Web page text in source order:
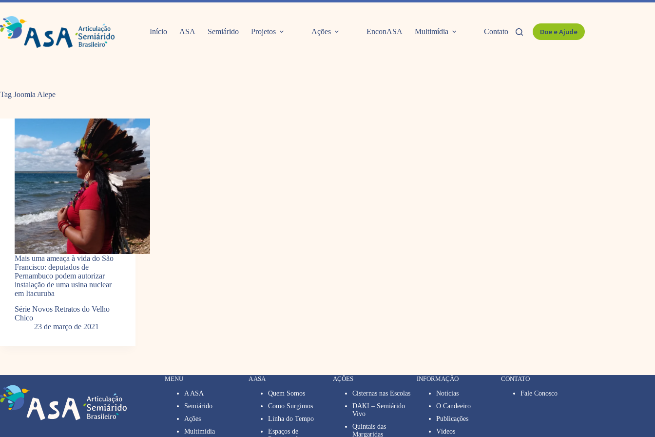
Pular
o
conteúdo
Início ASA Semiárido Projetos Ações EnconASA Multimídia Contato Doe e Ajude
Tag Joomla Alepe
Mais uma ameaça à vida do São
Francisco: deputados de
Pernambuco podem autorizar
instalação de uma usina nuclear
em Itacuruba
Série Novos Retratos do Velho
Chico
23 de março de 2021
MENU
A ASA
Semiárido
Ações
Multimídia
A ASA
Quem Somos
Como Surgimos
Linha do Tempo
Espaços de
AÇÕES
Cisternas nas Escolas
DAKI – Semiárido
Vivo
Quintais das
Margaridas
INFORMAÇÃO
Notícias
O Candeeiro
Publicações
Vídeos
CONTATO
Fale Conosco